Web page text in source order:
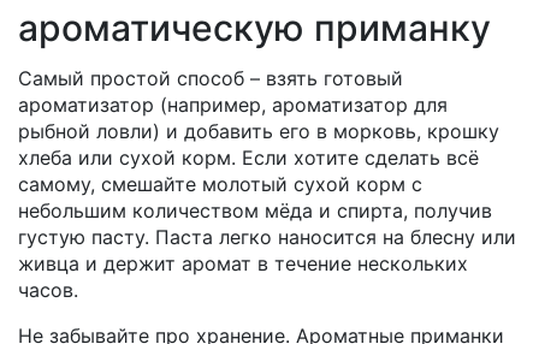
ароматическую приманку
Самый простой способ – взять готовый
ароматизатор (например, ароматизатор для
рыбной ловли) и добавить его в морковь, крошку
хлеба или сухой корм. Если хотите сделать всё
самому, смешайте молотый сухой корм с
небольшим количеством мёда и спирта, получив
густую пасту. Паста легко наносится на блесну или
живца и держит аромат в течение нескольких
часов.
Не забывайте про хранение. Ароматные приманки